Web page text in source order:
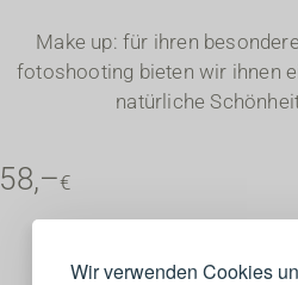
Wir verwenden Cookies
Make up: für ihren
fotoshooting bieten wir ihnen
natürliche
58,–€